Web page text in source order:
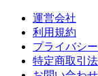
運営会社
利用規約
プライバシ
特定商取引